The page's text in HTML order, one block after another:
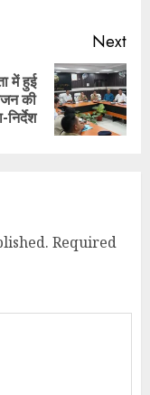
Next
में हुई
की
Required